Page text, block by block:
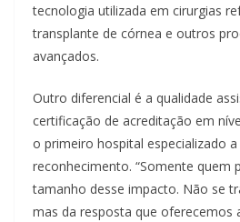
tecnologia utilizada em cirurgias
transplante de córnea e outros
avançados.
Outro diferencial é a qualidade
certificação de acreditação em
o primeiro hospital especializado
reconhecimento. “Somente quem
tamanho desse impacto. Não se
mas da resposta que oferecemos